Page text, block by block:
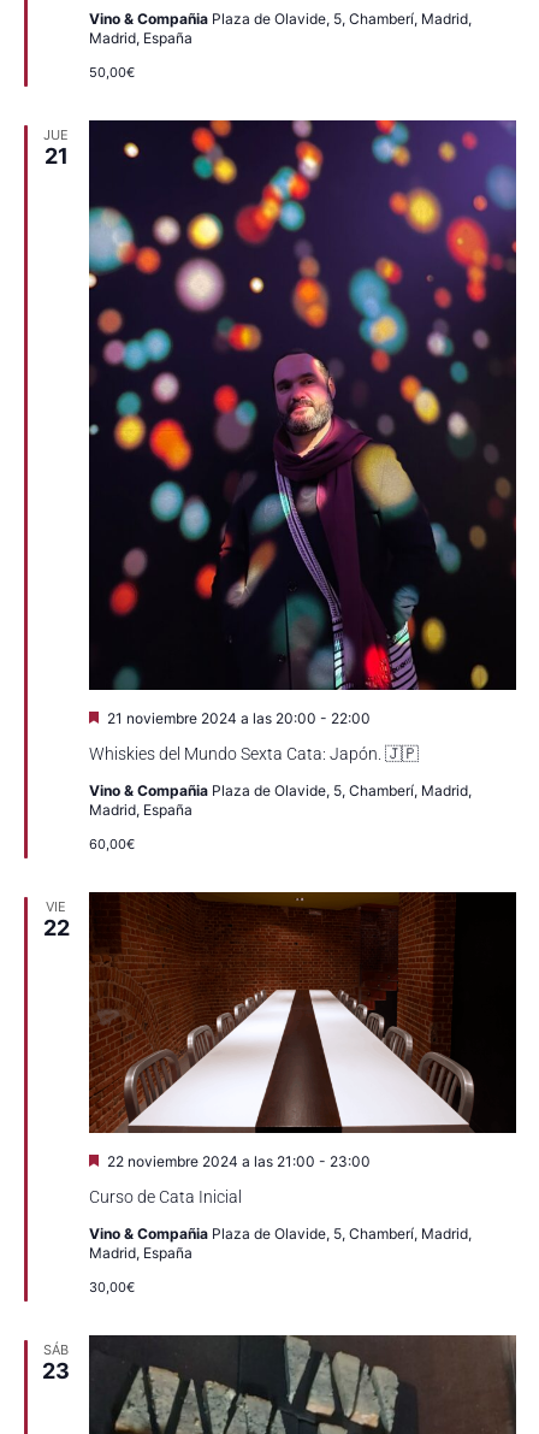
Vino & Compañia Plaza de Olavide, 5, Chamberí, Madrid,
Madrid, España
50,00€
JUE
21
Whiskies del Mundo Sexta Cata: Japón. 🇯🇵
Destacado
21 noviembre 2024 a las 20:00 - 22:00
Vino & Compañia Plaza de Olavide, 5, Chamberí, Madrid,
Madrid, España
60,00€
VIE
22
Curso de Cata Inicial
Destacado
22 noviembre 2024 a las 21:00 - 23:00
Vino & Compañia Plaza de Olavide, 5, Chamberí, Madrid,
Madrid, España
30,00€
SÁB
23